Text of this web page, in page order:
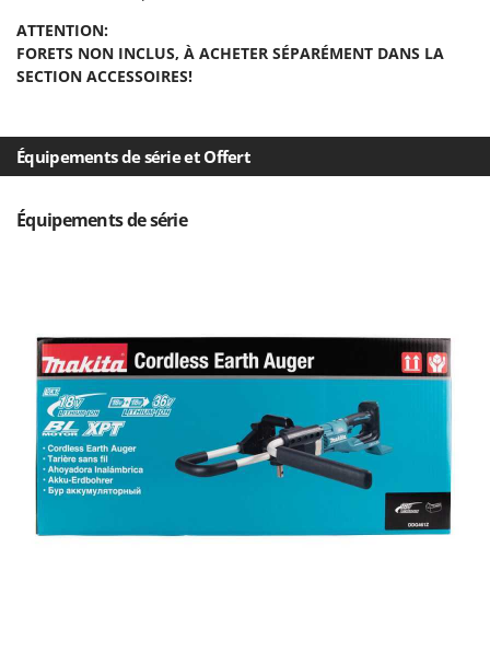
Outdoorchef
Palumbo Pavi
Partisani
R.G.V.
Rato
Reber
Redback
Resto Italia
Ribimex
ATTENTION:
FORETS NON INCLUS, À ACHETER SÉPARÉMENT DANS LA
SECTION ACCESSOIRES!
Équipements de série et Offert
Équipements de série